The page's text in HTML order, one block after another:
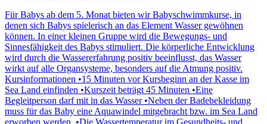
Für Babys ab dem 5. Monat bieten wir Babyschwimmkurse, in
denen sich Babys spielerisch an das Element Wasser gewöhnen
können. In einer kleinen Gruppe wird die Bewegungs- und
Sinnesfähigkeit des Babys stimuliert. Die körperliche Entwicklung
wird durch die Wassererfahrung positiv beeinflusst, das Wasser
wirkt auf alle Organsysteme, besonders auf die Atmung positiv.
Kursinformationen •15 Minuten vor Kursbeginn an der Kasse im
Sea Land einfinden •Kurszeit beträgt 45 Minuten •Eine
Begleitperson darf mit in das Wasser •Neben der Badebekleidung
muss für das Baby eine Aquawindel mitgebracht bzw. im Sea Land
erworben werden. •Die Wassertemperatur im Gesundheits- und